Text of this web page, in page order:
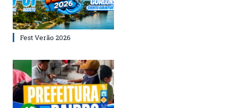
Fest Verão 2026